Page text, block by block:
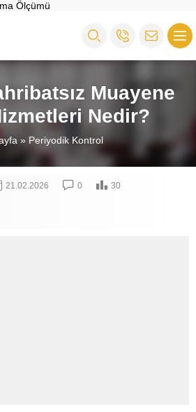
Ölçümü
Muayene
Nedir?
» Periyodik Kontrol
21.02.2026 0 30